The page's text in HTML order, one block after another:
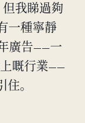
我睇過夠
一種寧靜
廣告——一
嘅行業——
住。